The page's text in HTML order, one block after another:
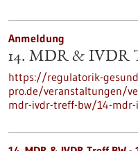
Anmeldung
14. MDR & IVDR
https://regulatorik-
pro.de/veranstaltungen/
mdr-ivdr-treff-bw/14-